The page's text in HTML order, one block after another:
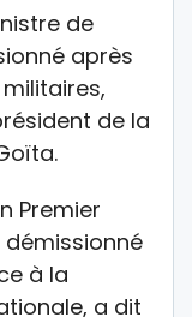
de
après
de la
Premier
à la
a dit